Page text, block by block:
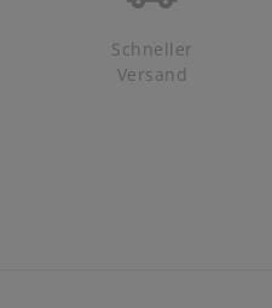
Schneller
Versand